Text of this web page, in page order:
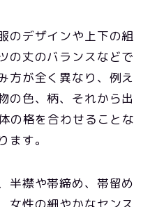
のデザインや上下の組
の丈のバランスなどで
方が全く異なり、例え
の色、柄、それから出
の格を合わせることな
ます。
半襟や帯締め、帯留め